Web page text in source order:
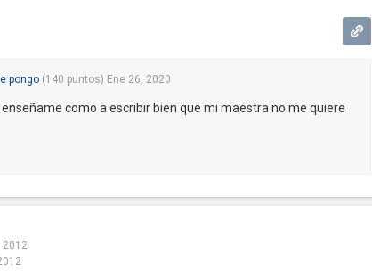
pongo (140 puntos) Ene 26, 2020
como a escribir bien que mi maestra no me quiere
2012